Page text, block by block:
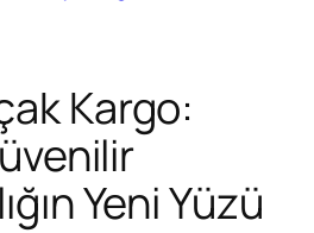
Kargo:
Yeni Yüzü